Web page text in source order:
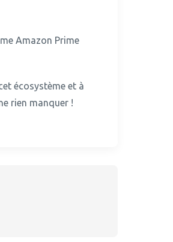
Amazon Prime
écosystème et à
rien manquer !